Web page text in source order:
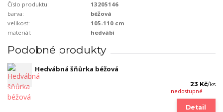
Číslo produktu:
13205146
barva:
béžová
velikost:
105-110 cm
materiál:
hedvábí
Podobné produkty
Hedvábná šňůrka béžová
23 Kč/ks
nedostupné
Detail